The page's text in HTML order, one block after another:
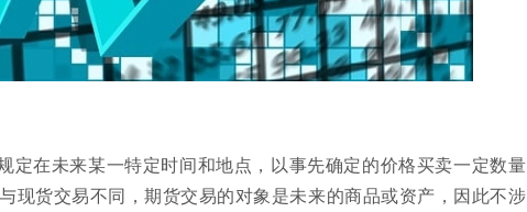
定在未来某一特定时间和地点，以事先确定的价格买卖一定数量
现货交易不同，期货交易的对象是未来的商品或资产，因此不涉